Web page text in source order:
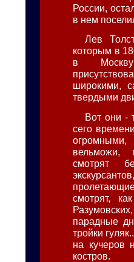
России,
в нем
Лев
которым в
в Москву
широкими,
твердыми
Вот они -
сего
огромными,
вельможи,
смотрят
смотрят,
парадные
тройки
на кучеров
костров.